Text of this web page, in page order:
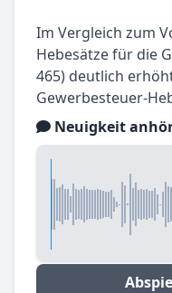
Im Vergleich zum
Hebesätze für die
465) deutlich
Gewerbesteuer-
Neuigkeit